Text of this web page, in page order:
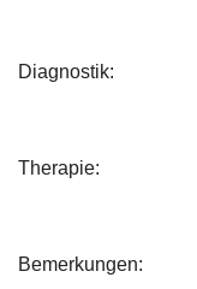
Diagnostik:
Therapie:
Bemerkungen: